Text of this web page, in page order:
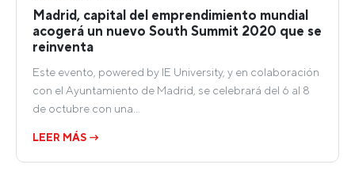
Madrid, capital del emprendimiento mundial
acogerá un nuevo South Summit 2020 que se
reinventa
Este evento, powered by IE University, y en colaboración
con el Ayuntamiento de Madrid, se celebrará del 6 al 8
de octubre con una…
LEER MÁS →